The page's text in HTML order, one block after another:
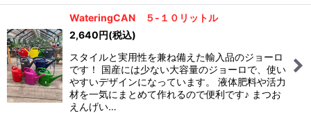
WateringCAN ５-１０リットル
2,640円(税込)
スタイルと実用性を兼ね備えた輸入品のジョーロ
です！ 国産には少ない大容量のジョーロで、使い
やすいデザインになっています。 液体肥料や活力
材を一気にまとめて作れるので便利です♪ まつお
えんげい…